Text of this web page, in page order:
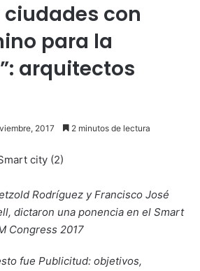
ciudades con
para la
arquitectos
2017 2 minutos de lectura
Rodríguez y Francisco José
dictaron una ponencia en el Smart
Congress 2017
fue Publicitud: objetivos,